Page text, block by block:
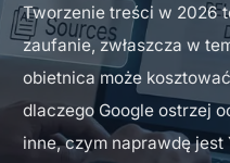
Tworzenie treści w 2026
zaufanie, zwłaszcza w
obietnica może
dlaczego Google ostrzej
inne, czym naprawdę